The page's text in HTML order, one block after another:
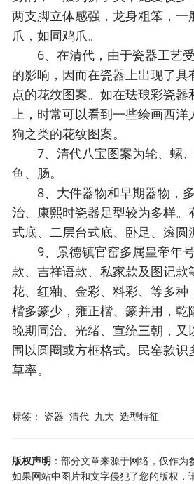
两支脚立体感强，龙身粗笨，一
爪，如同鸡爪。
6、在清代，由于瓷器工艺
的影响，因而在瓷器上出现了具
点的花纹图案。如在珐琅彩瓷器
上，时常可以看到一些绘画西洋
狗之类的花纹图案。
7、清代八宝图案为轮、螺、
鱼、肠。
8、大件器物和早期器物，多
治、康熙时瓷器足型较为多样。
式底、二层台式底、卧足、滚圆
9、景德镇官窑多属皇帝年
款、吉祥语款、私家款及图记款
花、红釉、金彩、料彩、等多种
楷多篆少，雍正楷、篆并用，乾
晚期同治、光绪、宣统三朝，又
围以圆圈或方框格式。民窑款识
草率。
标签： 瓷器 清代 九大 造型特征
版权声明 ：部分文章来源于网络，仅作为
如果网站中图片和文字侵犯了您的版权，